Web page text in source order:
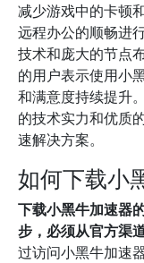
减少游戏中的卡顿
远程办公的顺畅进
技术和庞大的节点
的用户表示使用小
和满意度持续提升
的技术实力和优质
速解决方案。
如何下载小
下载小黑牛加速器
步，必须从官方渠
过访问小黑牛加速